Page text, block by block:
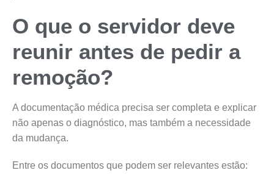
O que o servidor deve
reunir antes de pedir a
remoção?
A documentação médica precisa ser completa e explicar
não apenas o diagnóstico, mas também a necessidade
da mudança.
Entre os documentos que podem ser relevantes estão: